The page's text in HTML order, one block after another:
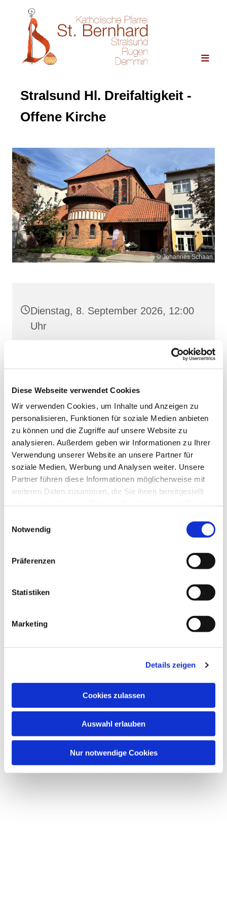
Diese Webseite verwendet Cookies
Wir verwenden Cookies, um Inhalte und Anzeigen zu
personalisieren, Funktionen für soziale Medien anbieten
zu können und die Zugriffe auf unsere Website zu
analysieren. Außerdem geben wir Informationen zu Ihrer
Verwendung unserer Website an unsere Partner für
soziale Medien, Werbung und Analysen weiter. Unsere
Partner führen diese Informationen möglicherweise mit
weiteren Daten zusammen, die Sie ihnen bereitgestellt
Notwendig
Präferenzen
Statistiken
Marketing
Details zeigen
Cookies zulassen
Auswahl erlauben
Nur notwendige Cookies
Stralsund Hl. Dreifaltigkeit -
Offene Kirche
© Johannes Schaan
Dienstag, 8. September 2026, 12:00
Uhr
Frankenwall 7, 18439 Stralsund